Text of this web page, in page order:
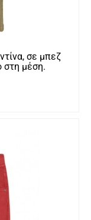
σε μπεζ
στη μέση.